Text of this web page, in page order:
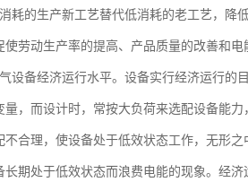
耗的生产新工艺替代低消耗的老工艺，降
使劳动生产率的提高、产品质量的改善和电
设备经济运行水平。设备实行经济运行的
量，而设计时，常按大负荷来选配设备能
不合理，使设备处于低效状态工作，无形
长期处于低效状态而浪费电能的现象。经